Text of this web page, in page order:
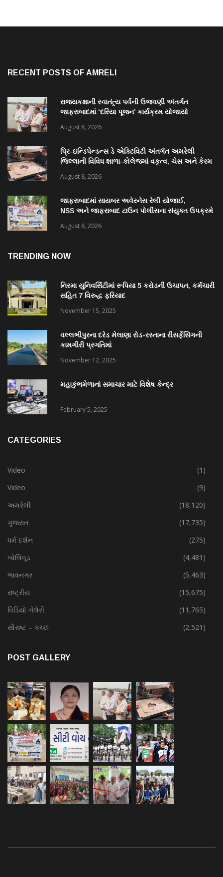
RECENT POSTS OF AMRELI
રાજ્યકક્ષાની સ્વાતંત્ર્ય પર્વની ઉજવણી અંતર્ગત
જાફરાબાદમાં ‘દરિયા પૂજન’ કાર્યક્રમ યોજાયો
August 8, 2026
પ્રિ-ઇન્ડિપેન્ડન્સ ડે એક્ટિવિટી અંતર્ગત અમરેલી
જિલ્લાની વિવિધ શાળા-કોલેજમાં વકૃત્વ, ચેસ અને કેરમ
August 8, 2026
જાફરાબાદમાં સાયબર અવેરનેસ રેલી યોજાઈ,
NSS અને જાફરાબાદ ટાઉન પોલીસના સંયુક્ત ઉપક્રમે
August 8, 2026
TRENDING NOW
નિરમા યુનિવર્સિટીમાં રૂપિયા 5 કરોડની ઉચાપત, કર્મચારી
સહિત 7 વિરુદ્ધ ફરિયાદ
November 15, 2025
વલ્લભીપુરના દરેડ મેલાણા રોડ-રસ્તાના રીસર્ફેસિંગની
કામગીરી પ્રગતિમાં
November 12, 2025
મહાકુંભમેળાનાં સમાચાર માટે વિશેષ કેન્દ્ર
February 5, 2025
CATEGORIES
Video
(1)
Video
(9)
અમરેલી
(18,120)
ગુજરાત
(17,735)
ધર્મ દર્શન
(275)
બોલિવૂડ
(4,481)
ભાવનગર
(5,463)
રાષ્ટ્રીય
(15,675)
વિડિયો ગેલેરી
(11,765)
સૌરાષ્ટ – કચ્છ
(2,521)
POST GALLERY